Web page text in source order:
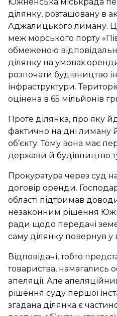
ділянку, розташовану в
Аджалицького лиману.
меж морського порту
обмеженою
ділянку на умовах
розпочати будівництво
інфраструктури.
оцінена в 65 мільйонів
Проте ділянка, про яку
фактично на дні лиману
об’єкту. Тому вона має
держави й будівництво
Прокуратура через суд
договір оренди.
області підтримав
незаконним рішення
ради щодо передачі
саму ділянку повернув у
Відповідачі, тобто
товариства, намагались
апеляції. Але
рішення суду першої
згадана ділянка є